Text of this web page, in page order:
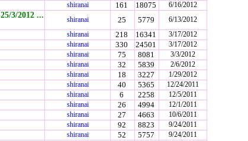
shiranai 161 18075 6/16/2012
3/2012 ... shiranai 25 5779 6/13/2012
shiranai 218 16341 3/17/2012
shiranai 330 24501 3/17/2012
shiranai 75 8081 3/3/2012
shiranai 32 5839 2/6/2012
shiranai 18 3227 1/29/2012
shiranai 40 5365 12/24/2011
shiranai 6 2258 12/5/2011
shiranai 26 4994 12/1/2011
shiranai 27 4663 10/6/2011
shiranai 92 8823 9/24/2011
shiranai 52 5757 9/24/2011